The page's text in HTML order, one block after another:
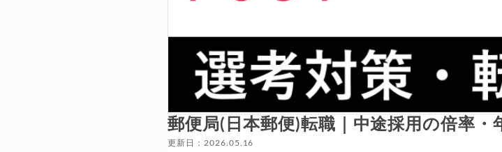
郵便局(日本郵便)転職｜中途採用の倍率・
更新日：2026.05.16